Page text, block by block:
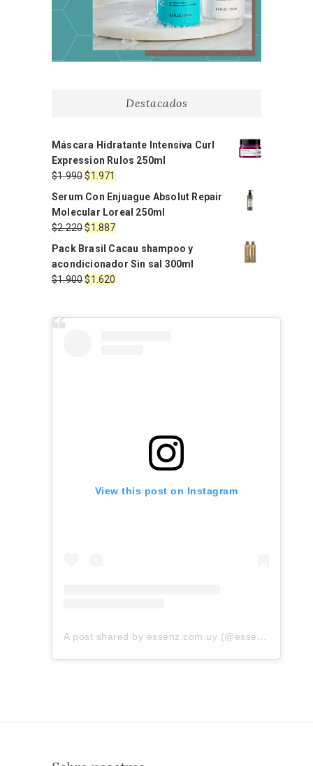
Destacados
Máscara Hidratante Intensiva Curl
Expression Rulos 250ml
$1.990El
precio
original
era:
$1.990.
$1.971
precio
actual
es:
$1.971.
Serum Con Enjuague Absolut Repair
Molecular Loreal 250ml
$2.220El
precio
original
era:
$2.220.
$1.887El
actual
es:
$1.887.
Pack Brasil Cacau shampoo y
acondicionador Sin sal 300ml
$1.900El
$1.620
View this post on Instagram
A post shared by essenz.com.uy (@essenz.com.uy)